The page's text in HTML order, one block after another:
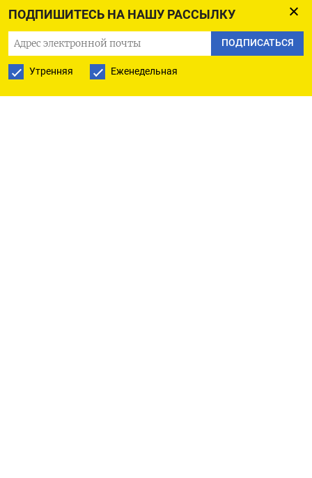
ПОДПИШИТЕСЬ НА НАШУ РАССЫЛКУ
ПОДПИСАТЬСЯ
Утренняя Еженедельная
В первые два года войны деньги для военных
собирались за несколько дней или даже часов.
Однако сейчас сборщикам приходится прибегать